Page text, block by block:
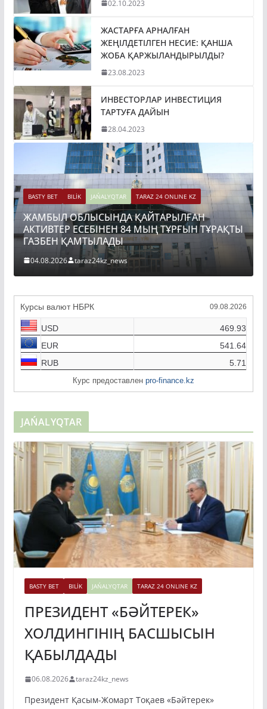
02.10.2023
ЖАСТАРҒА АРНАЛҒАН
ЖЕҢІЛДЕТІЛГЕН НЕСИЕ: ҚАНША
ЖОБА ҚАРЖЫЛАНДЫРЫЛДЫ?
23.08.2023
ИНВЕСТОРЛАР ИНВЕСТИЦИЯ
ТАРТУҒА ДАЙЫН
28.04.2023
KZ
ТҰРАҚТЫ
BASTY BET BILİK JAŃALYQTAR TARAZ 24 ONLINE
ТОҚАЕВ БІРНЕШЕ ІРІ АВТОЖОЛ
ҚҰРЫЛЫСЫН РЕСМИ ТҮРДЕ БАСТАП
Курсы валют НБРК 09.08.2026
Курс предоставленpro-finance.kz
JAŃALYQTAR
ПРЕЗИДЕНТ «БӘЙТЕРЕК»
ХОЛДИНГІНІҢ БАСШЫСЫН
ҚАБЫЛДАДЫ